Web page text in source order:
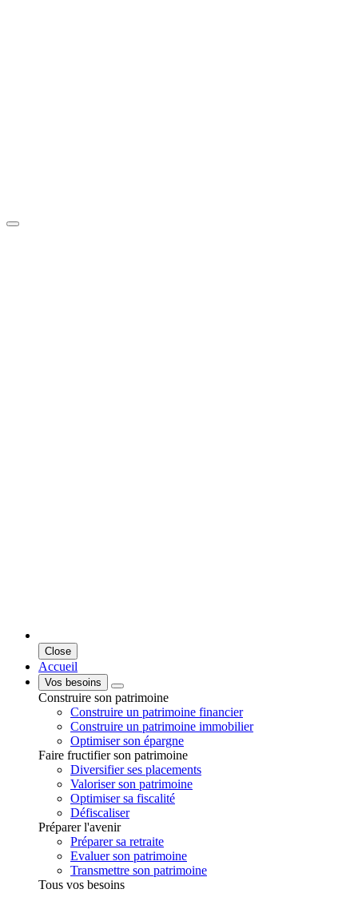
Close
Accueil
Vos besoins
Construire son patrimoine
Construire un patrimoine financier
Construire un patrimoine immobilier
Optimiser son épargne
Faire fructifier son patrimoine
Diversifier ses placements
Valoriser son patrimoine
Optimiser sa fiscalité
Défiscaliser
Préparer l'avenir
Préparer sa retraite
Evaluer son patrimoine
Transmettre son patrimoine
Tous vos besoins